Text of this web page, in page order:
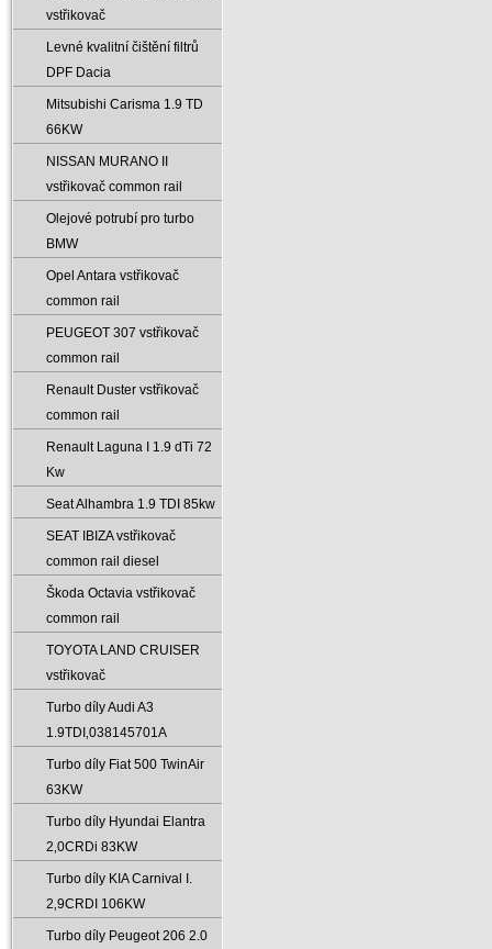
vstřikovač
Levné kvalitní čištění filtrů
DPF Dacia
Mitsubishi Carisma 1.9 TD
66KW
NISSAN MURANO II
vstřikovač common rail
Olejové potrubí pro turbo
BMW
Opel Antara vstřikovač
common rail
PEUGEOT 307 vstřikovač
common rail
Renault Duster vstřikovač
common rail
Renault Laguna I 1.9 dTi 72
Kw
Seat Alhambra 1.9 TDI 85kw
SEAT IBIZA vstřikovač
common rail diesel
Škoda Octavia vstřikovač
common rail
TOYOTA LAND CRUISER
vstřikovač
Turbo díly Audi A3
1.9TDI‚038145701A
Turbo díly Fiat 500 TwinAir
63KW
Turbo díly Hyundai Elantra
2‚0CRDi 83KW
Turbo díly KIA Carnival I.
2‚9CRDI 106KW
Turbo díly Peugeot 206 2.0